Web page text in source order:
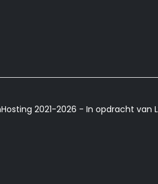
2021-2026 - In opdracht van